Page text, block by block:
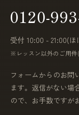
0120-
受付 10:00 - 21:00(
※レッスン以外のご用件
フォームからのお問
ます。返信がない場
ので、お手数ですが